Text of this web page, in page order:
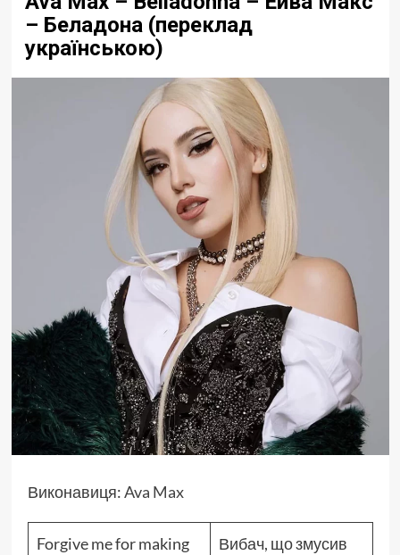
– Беладона (переклад
українською)
Виконавиця:Ava Max
Forgive me for making
Вибач, що змусив